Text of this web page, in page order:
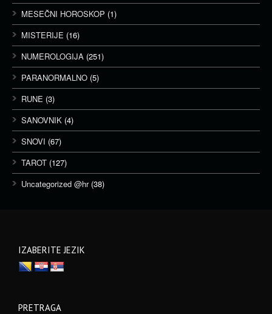
MESEČNI HOROSKOP (1)
MISTERIJE (16)
NUMEROLOGIJA (251)
PARANORMALNO (5)
RUNE (3)
SANOVNIK (4)
SNOVI (67)
TAROT (127)
Uncategorized @hr(38)
IZABERITE JEZIK
PRETRAGA